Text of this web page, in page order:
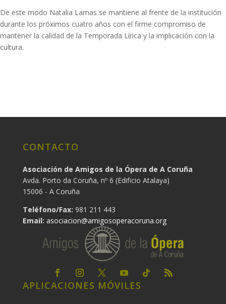
De este modo Natalia Lamas se mantiene al frente de la institución
durante los próximos cuatro años con el firme compromiso de
mantener la calidad de la Temporada Lírica y la implicación con la
cultura.
CONTACTO
Asociación de Amigos de la Ópera de A Coruña
Avda. Porto da Coruña, nº 6 (Edificio Atalaya)
15006 - A Coruña
Teléfono/Fax: 981 211 443
Email: asociacion@amigosoperacoruna.org
APLICACIONES MÓVILES